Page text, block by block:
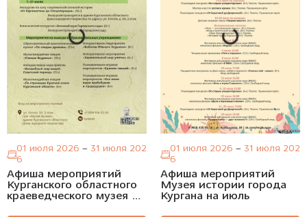
01 июля 2026 – 31 июля 202
6
Афиша мероприятий
Курганского областного
краеведческого музея на
01 июля 2026 – 31 июля 202
6
Афиша мероприятий
Музея истории города
Кургана на июль